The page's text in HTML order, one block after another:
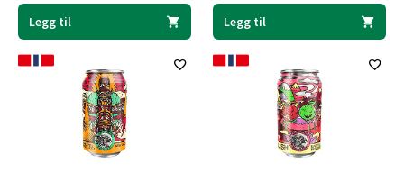
Legg til Legg til